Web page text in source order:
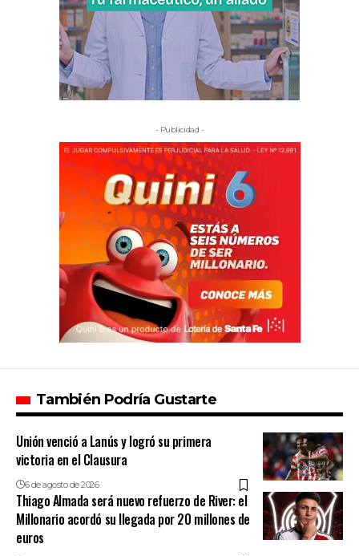
- Publicidad -
También Podría Gustarte
Unión venció a Lanús y logró su primera
victoria en el Clausura
6 de agosto de 2026
Thiago Almada será nuevo refuerzo de River: el
Millonario acordó su llegada por 20 millones de
euros